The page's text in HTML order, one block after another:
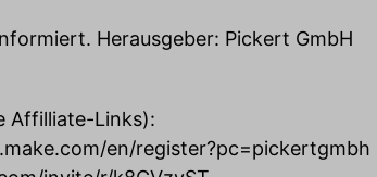
Herausgeber: Pickert GmbH
Affilliate-Links):
en/register?pc=pickertgmbh